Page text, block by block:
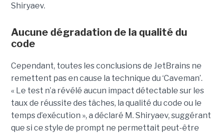
Shiryaev.
Aucune dégradation de la qualité du
code
Cependant, toutes les conclusions de JetBrains ne
remettent pas en cause la technique du ‘Caveman’.
« Le test n’a révélé aucun impact détectable sur les
taux de réussite des tâches, la qualité du code ou le
temps d’exécution », a déclaré M. Shiryaev, suggérant
que si ce style de prompt ne permettait peut-être